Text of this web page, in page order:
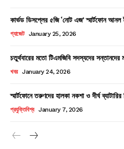
কার্ভড ডিসপ্লের ৫জি ‘নোট এজ’ স্মার্টফোন আনল
গ্যাজেট January 25, 2026
চতুর্থবারের মতো টিএমজিবি সদস্যদের সন্তানদের
খবর January 24, 2026
স্মার্টফোনে তরুণদের হালকা নকশা ও দীর্ঘ
প্রযুক্তিবিশ্ব January 7, 2026